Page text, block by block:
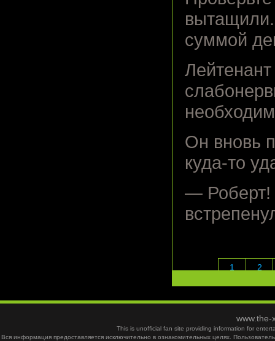
вытащили.
суммой
Он вновь
куда-то
— Роберт!
1 2
This is unofficial fan site providing information for
Вся информация предоставляется исключительно в ознакомительных целях.